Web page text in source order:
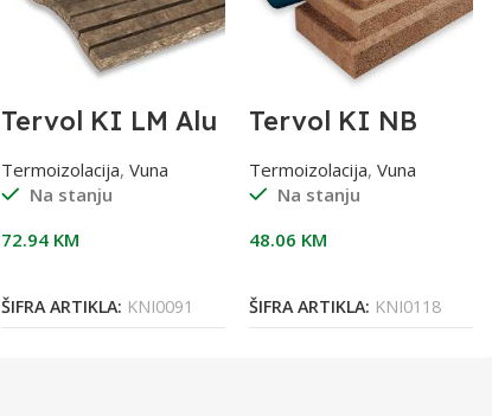
Tervol KI LM Alu
X50) 5m2
Termoizolacija, Vuna
Na stanju
72.94 KM
ŠIFRA ARTIKLA: KNI0091
Tervol KI NB
1000x600x100m
m
3,60m2(16pak/p
al)
Termoizolacija, Vuna
Na stanju
48.06 KM
ŠIFRA ARTIKLA: KNI0118